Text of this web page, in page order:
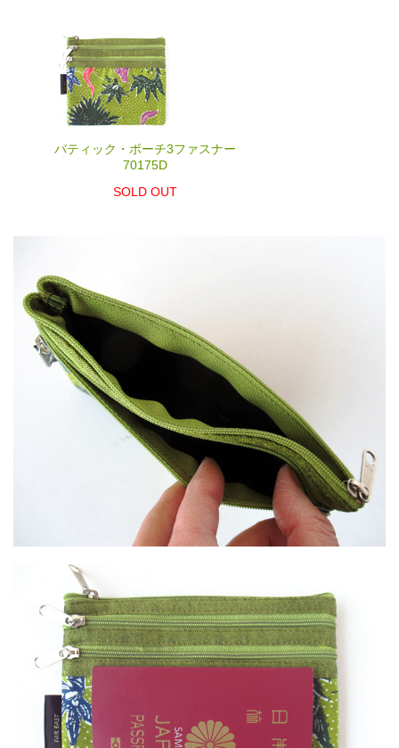
バティック・ポーチ3ファスナー
70175D
SOLD OUT